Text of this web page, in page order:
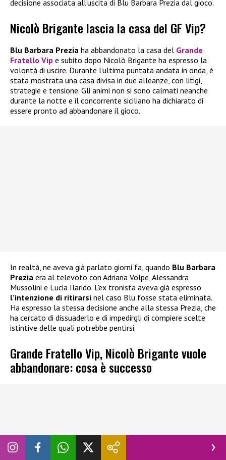
decisione associata all’uscita di Blu Barbara Prezia dal gioco.
Nicolò Brigante lascia la casa del GF Vip?
Blu Barbara Prezia ha abbandonato la casa del Grande
Fratello Vip e subito dopo Nicolò Brigante ha espresso la
volontà di uscire. Durante l’ultima puntata andata in onda, è
stata mostrata una casa divisa in due alleanze, con litigi,
strategie e tensione. Gli animi non si sono calmati neanche
durante la notte e il concorrente siciliano ha dichiarato di
essere pronto ad abbandonare il gioco.
In realtà, ne aveva già parlato giorni fa, quando Blu Barbara
Prezia era al televoto con Adriana Volpe, Alessandra
Mussolini e Lucia Ilarido. L’ex tronista aveva già espresso
l’intenzione di ritirarsi nel caso Blu fosse stata eliminata.
Ha espresso la stessa decisione anche alla stessa Prezia, che
ha cercato di dissuaderlo e di impedirgli di compiere scelte
istintive delle quali potrebbe pentirsi.
Grande Fratello Vip, Nicolò Brigante vuole
abbandonare: cosa è successo